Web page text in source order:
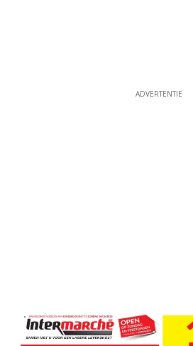
ADVERTENTIE